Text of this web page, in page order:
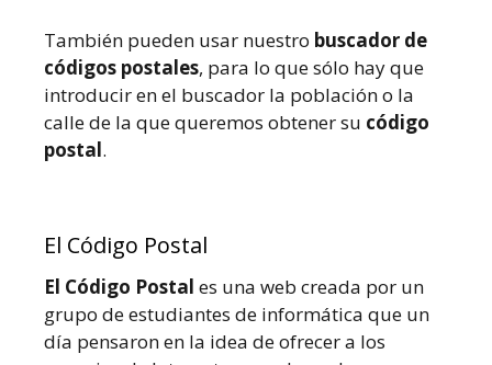
También pueden usar nuestro buscador de
códigos postales, para lo que sólo hay que
introducir en el buscador la población o la
calle de la que queremos obtener su código
postal.
El Código Postal
El Código Postal es una web creada por un
grupo de estudiantes de informática que un
día pensaron en la idea de ofrecer a los